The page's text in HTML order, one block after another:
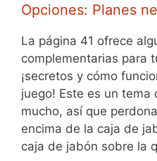
Opciones: Planes
La página 41 ofrece
complementarias para
¡secretos y cómo
juego! Este es un tema
mucho, así que
encima de la caja de
caja de jabón sobre la